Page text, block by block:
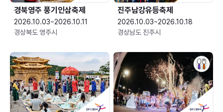
경북영주 풍기인삼축제
2026.10.03~2026.10.11
경상북도 영주시
진주남강유등축제
2026.10.03~2026.10.18
경상남도 진주시